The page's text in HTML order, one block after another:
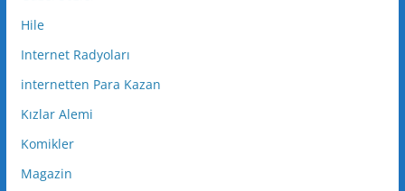
Hile
Internet Radyoları
internetten Para Kazan
Kızlar Alemi
Komikler
Magazin